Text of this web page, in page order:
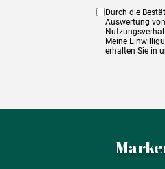
Durch die
Auswertung
Meine
erhalten Sie in